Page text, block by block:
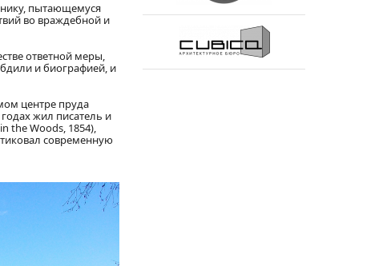
пытающемуся
во враждебной и
ответной меры,
и биографией, и
центре пруда
жил писатель и
the Woods, 1854),
современную